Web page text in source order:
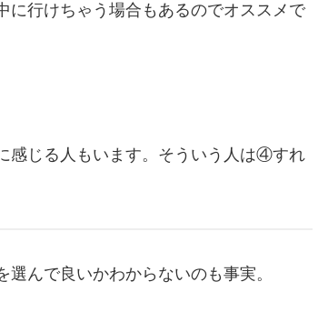
に行けちゃう場合もあるのでオススメで
感じる人もいます。そういう人は④すれ
んで良いかわからないのも事実。